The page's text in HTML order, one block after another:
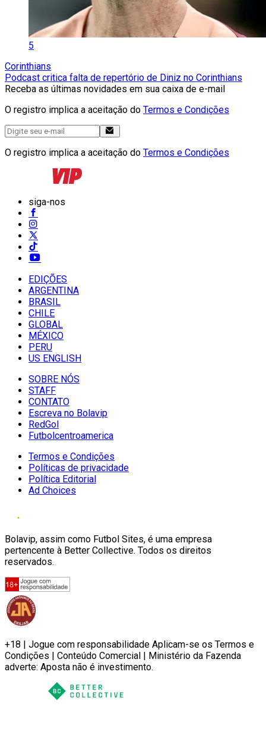
5
Corinthians
Podcast critica falta de repertório de Diniz no Corinthians
Receba as últimas novidades em sua caixa de e-mail
O registro implica a aceitação do Termos e Condições
O registro implica a aceitação do Termos e Condições
siga-nos
EDIÇÕES
ARGENTINA
BRASIL
CHILE
GLOBAL
MÉXICO
PERU
US ENGLISH
SOBRE NÓS
STAFF
CONTATO
Escreva no Bolavip
RedGol
Futbolcentroamerica
Termos e Condições
Políticas de privacidade
Política Editorial
Ad Choices
Bolavip, assim como Futbol Sites, é uma empresa
pertencente à Better Collective. Todos os direitos
reservados.
+18 | Jogue com responsabilidade Aplicam-se os Termos e
Condições | Conteúdo Comercial | Ministério da Fazenda
adverte: Aposta não é investimento.